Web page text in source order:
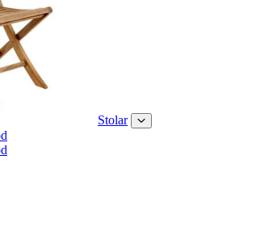
Stolar